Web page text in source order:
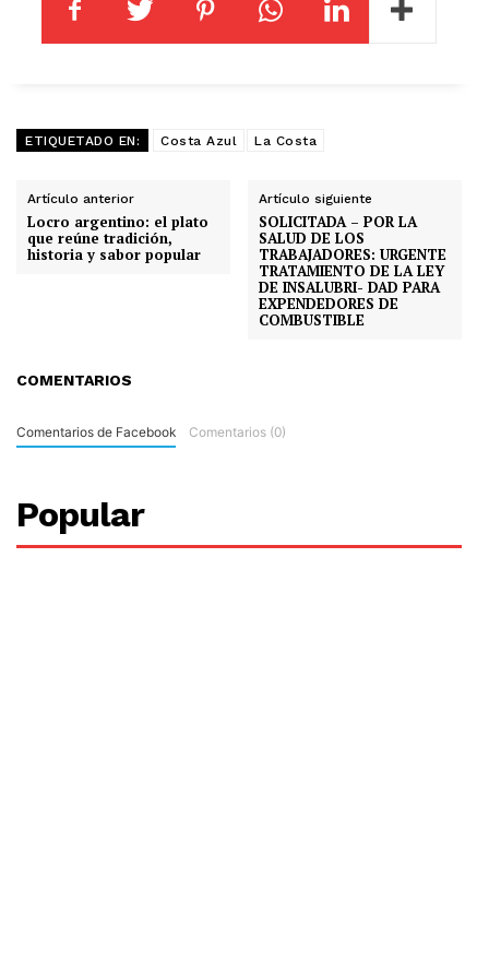
ETIQUETADO EN: Costa Azul La Costa
Artículo anterior
Locro argentino: el plato
que reúne tradición,
historia y sabor popular
Artículo siguiente
SOLICITADA – POR LA
SALUD DE LOS
TRABAJADORES: URGENTE
TRATAMIENTO DE LA LEY
DE INSALUBRI- DAD PARA
EXPENDEDORES DE
COMBUSTIBLE
COMENTARIOS
Comentarios de Facebook Comentarios (0)
Popular